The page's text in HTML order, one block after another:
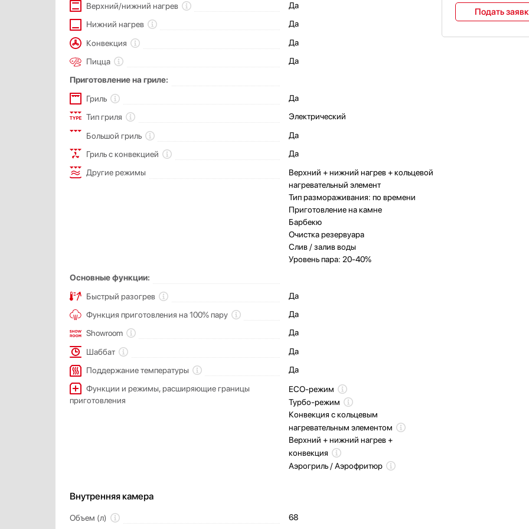
Верхний/нижний нагрев Да
Нижний нагрев Да
Конвекция Да
Пицца
Да
Приготовление на гриле:
Гриль
Да
Тип гриля Электрический
Большой гриль Да
Гриль с конвекцией
Да
Другие режимы
Верхний + нижний нагрев + кольцевой
нагревательный элемент
Тип размораживания: по времени
Приготовление на камне
Барбекю
Очистка резервуара
Слив / залив воды
Уровень пара: 20-40%
Основные функции:
Быстрый разогрев
Да
Функция приготовления на 100% пару Да
Showroom Да
Шаббат Да
Поддержание температуры
Да
Функции и режимы, расширяющие границы
приготовления
ECO-режим
Турбо-режим
Конвекция с кольцевым
нагревательным элементом
Верхний + нижний нагрев +
конвекция
Аэрогриль / Аэрофритюр
Внутренняя камера
Объем (л) 68
Подать